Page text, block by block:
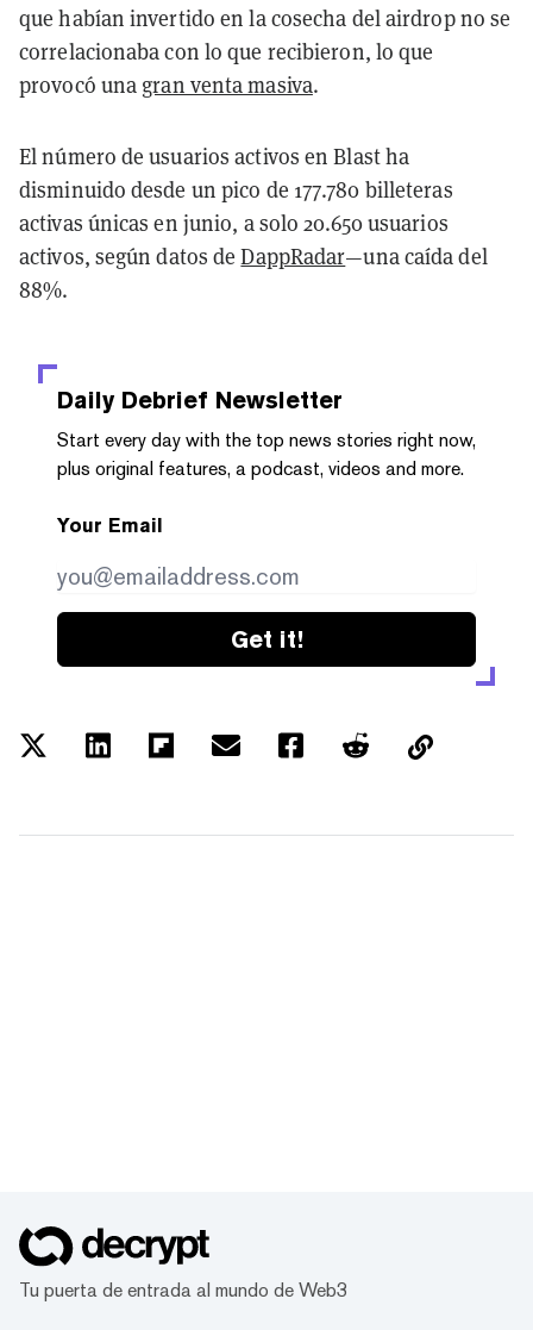
que habían invertido en la cosecha del airdrop no se
correlacionaba con lo que recibieron, lo que
provocó una gran venta masiva.
El número de usuarios activos en Blast ha
disminuido desde un pico de 177.780 billeteras
activas únicas en junio, a solo 20.650 usuarios
activos, según datos deDappRadar—una caída del
88%.
Daily Debrief Newsletter
Start every day with the top news stories right now,
plus original features, a podcast, videos and more.
Your Email
Get it!
Tu puerta de entrada al mundo de Web3